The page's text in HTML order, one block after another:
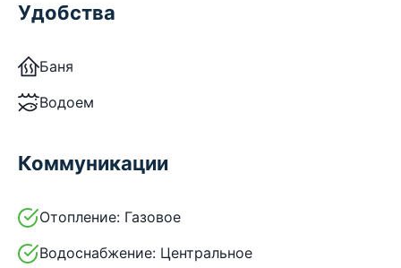
Удобства
Баня
Водоем
Коммуникации
Отопление: Газовое
Водоснабжение: Центральное